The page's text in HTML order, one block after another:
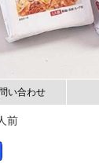
い合わせ
前